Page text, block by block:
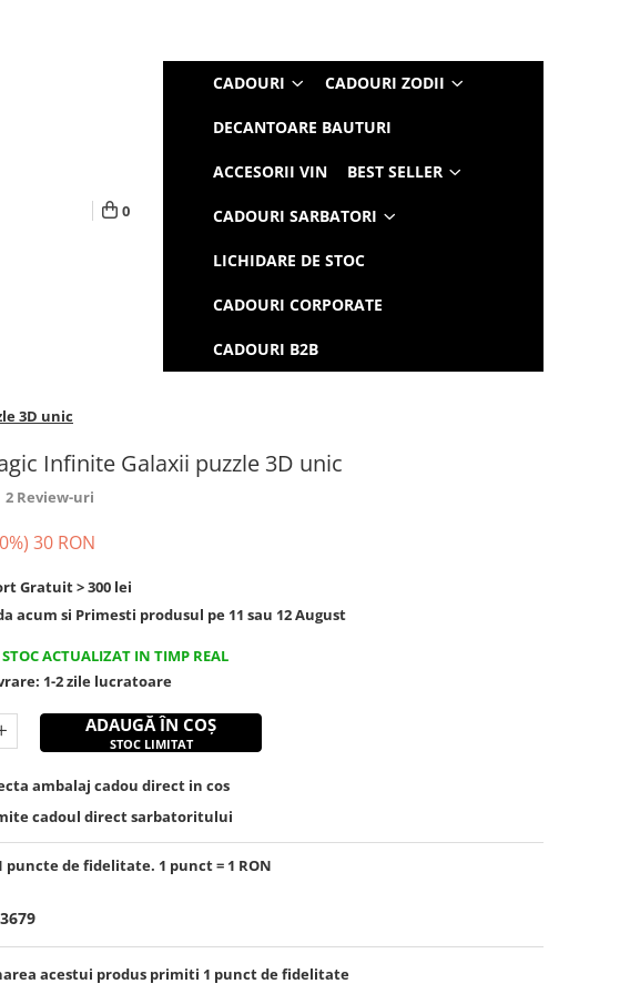
0
CADOURI CADOURI ZODII
DECANTOARE BAUTURI
ACCESORII VIN BEST SELLER
CADOURI SARBATORI
LICHIDARE DE STOC
CADOURI CORPORATE
CADOURI B2B
3D unic
Infinite Galaxii puzzle 3D unic
2 Review-uri
30 RON
Gratuit > 300 lei
acum si Primesti produsul pe 11 sau 12 August
STOC ACTUALIZAT IN TIMP REAL
1-2 zile lucratoare
ADAUGĂ ÎN COȘ
STOC LIMITAT
ambalaj cadou direct in cos
cadoul direct sarbatoritului
puncte de fidelitate. 1 punct = 1 RON
3679
acestui produs primiti 1 punct de fidelitate